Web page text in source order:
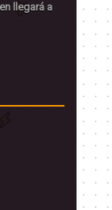
llegará a